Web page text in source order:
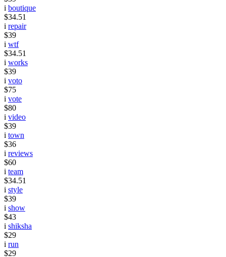
i boutique
$34.51
i repair
$39
i wtf
$34.51
i works
$39
i voto
$75
i vote
$80
i video
$39
i town
$36
i reviews
$60
i team
$34.51
i style
$39
i show
$43
i shiksha
$29
i run
$29